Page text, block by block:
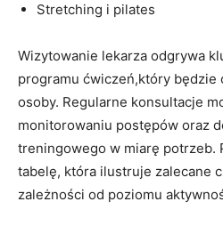
Stretching i pilates
Wizytowanie lekarza odgrywa
programu ćwiczeń,który będzie
osoby. Regularne konsultacje
monitorowaniu postępów oraz
treningowego w miarę potrzeb.
tabelę, która ilustruje zalecane
zależności od poziomu